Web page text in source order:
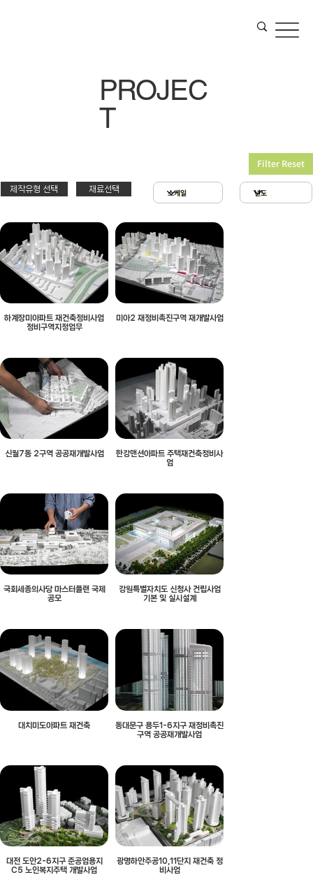
제작유형 선택 재료선택
Filter Reset
하계장미아파트 재건축정비사업
정비구역지정업무
미아2 재정비촉진구역 재개발사업
신월7동 2구역 공공재개발사업
한강맨션아파트 주택재건축정비사
업
국회세종의사당 마스터플랜 국제
공모
강원특별자치도 신청사 건립사업
기본 및 실시설계
대치미도아파트 재건축
동대문구 용두1-6지구 재정비촉진
구역 공공재개발사업
대전 도안2-6지구 준공업용지
C5 노인복지주택 개발사업
광명하안주공10,11단지 재건축 정
비사업
스치로폴 & 우드락
아크릴 & 3D 프린팅
확대모형
제작유형선택
PT
제출
현상
PROJEC
T